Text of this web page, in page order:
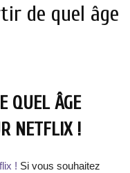
de quel âge
QUEL ÂGE
NETFLIX !
! Si vous souhaitez